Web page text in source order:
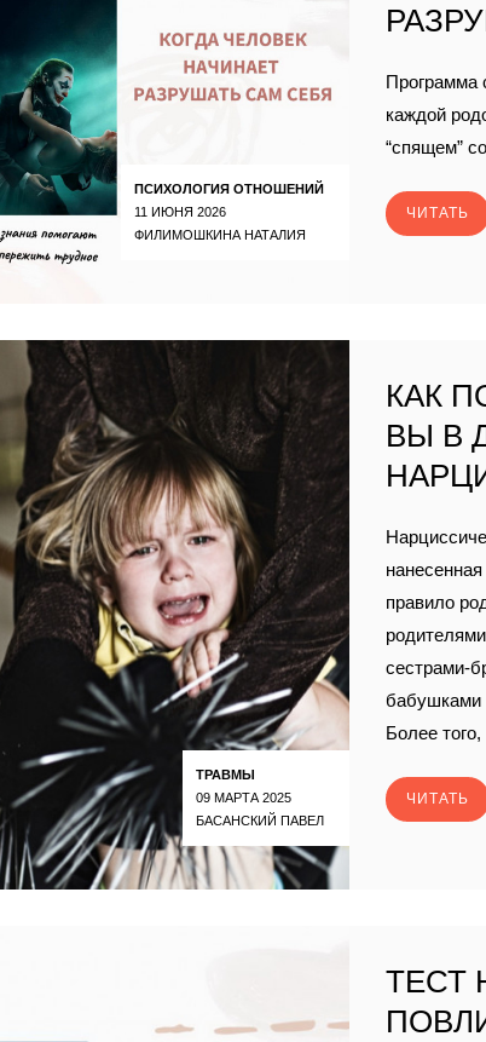
ПСИХОЛОГИЯ ОТНОШЕНИЙ
11 ИЮНЯ 2026
ФИЛИМОШКИНА НАТАЛИЯ
Программа
каждой
“спящем”
ЧИТАТЬ
ТРАВМЫ
09 МАРТА 2025
БАСАНСКИЙ ПАВЕЛ
КАК
ВЫ В
правило
сестрами-
бабушками
Более
ЧИТАТЬ
ТЕСТ